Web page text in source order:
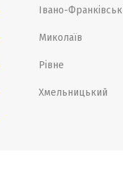
Івано-Франківськ
Миколаїв
Рівне
Хмельницький